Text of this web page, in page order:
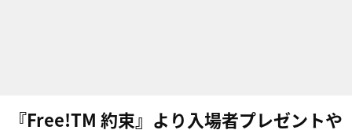
『Free!TM 約束』より入場者プレゼントや